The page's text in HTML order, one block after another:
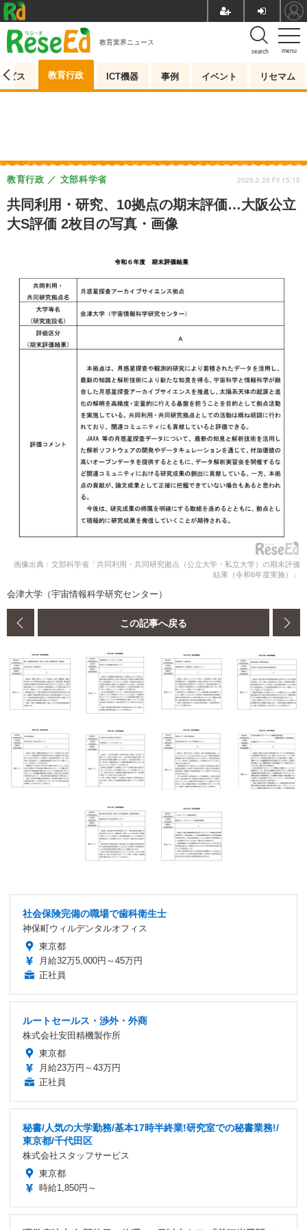
menu
search
教育業界ニュース
ビス 教育行政 ICT機器 事例 イベント リセマム
共同利用・研究、10拠点の期末評価…大阪公立
大S評価 2枚目の写真・画像
教育行政 文部科学省 2025.2.28 Fri 15:15
画像出典：文部科学省「共同利用・共同研究拠点（公立大学・私立大学）の期末評価
結果（令和6年度実施）」
会津大学（宇宙情報科学研究センター）
この記事へ戻る
社会保険完備の職場で歯科衛生士
神保町ウィルデンタルオフィス
東京都
月給32万5,000円～45万円
正社員
ルートセールス・渉外・外商
株式会社安田精機製作所
東京都
月給23万円～43万円
正社員
秘書/人気の大学勤務/基本17時半終業!研究室での秘書業務!/
東京都/千代田区
株式会社スタッフサービス
東京都
時給1,850円～